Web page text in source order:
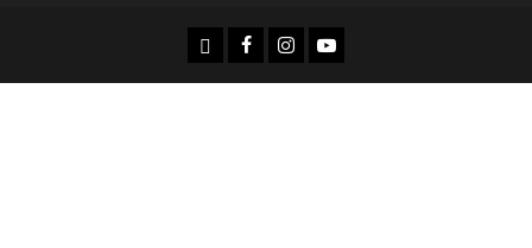
доwнлоад
Фацебоок
Инстаграм
Yоутубе